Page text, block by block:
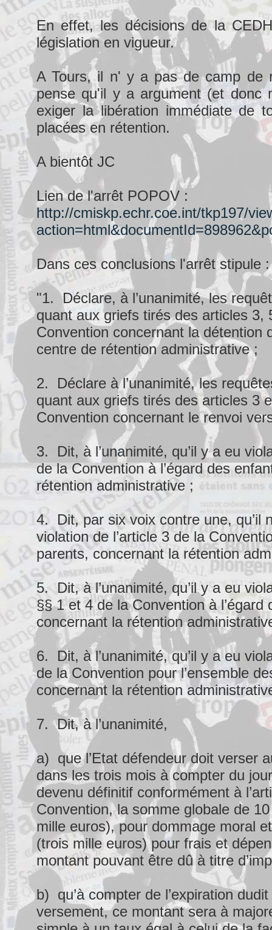
En effet, les décisions de la
législation en vigueur.
A Tours, il n' y a pas de camp de
pense qu'il y a argument (et donc
exiger la libération immédiate de
placées en rétention.
A bientôt JC
Lien de l'arrêt POPOV :
http://cmiskp.echr.coe.int/tkp197/
Dans ces conclusions l'arrêt stipule :
"1. Déclare, à l’unanimité, les
quant aux griefs tirés des articles 3,
Convention concernant la détention
centre de rétention administrative ;
2. Déclare à l’unanimité, les
quant aux griefs tirés des articles 3
Convention concernant le renvoi
3. Dit, à l’unanimité, qu’il y a eu
de la Convention à l’égard des
rétention administrative ;
4. Dit, par six voix contre une, qu’il
violation de l’article 3 de la
parents, concernant la rétention
5. Dit, à l’unanimité, qu’il y a eu
§§ 1 et 4 de la Convention à l’égard
concernant la rétention
6. Dit, à l’unanimité, qu’il y a eu
de la Convention pour l’ensemble
concernant la rétention
7. Dit, à l’unanimité,
a) que l’Etat défendeur doit verser
dans les trois mois à compter du
devenu définitif conformément à
Convention, la somme globale de
mille euros), pour dommage moral
(trois mille euros) pour frais et
montant pouvant être dû à titre
b) qu’à compter de l’expiration
versement, ce montant sera à